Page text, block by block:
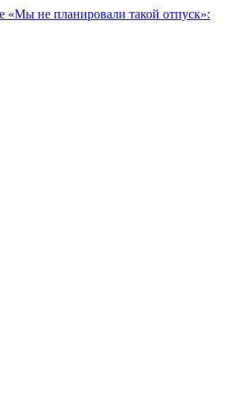
«Мы не планировали такой отпуск»: